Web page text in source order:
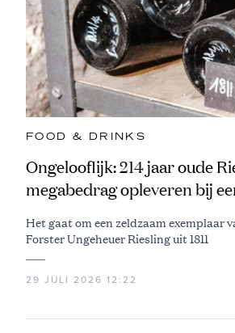
FOOD & DRINKS
Ongelooflijk: 214 jaar oude
megabedrag opleveren bij
Het gaat om een zeldzaam exemplaar
Forster Ungeheuer Riesling uit 1811
29 JULI 2026 12:22